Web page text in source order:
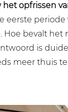
opfrissen
eerste
Hoe bevalt het
is
meer thuis